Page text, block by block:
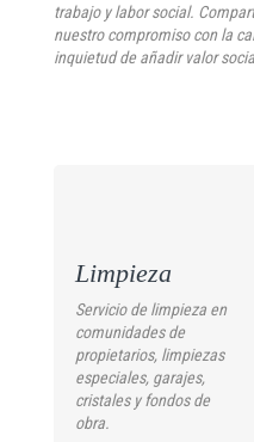
trabajo y labor social.
nuestro compromiso con la
inquietud de añadir valor
Limpieza
Servicio de limpieza en
comunidades de
propietarios, limpiezas
especiales, garajes,
cristales y fondos de
obra.